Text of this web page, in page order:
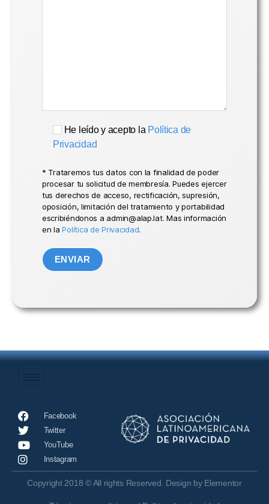
He leído y acepto la Política de
Privacidad
* Trataremos tus datos con la finalidad de poder
procesar tu solicitud de membresía. Puedes ejercer
tus derechos de acceso, rectificación, supresión,
oposición, limitación del tratamiento y portabilidad
escribiéndonos a admin@alap.lat. Mas información
en laPolítica de Privacidad.
Facebook
Twitter
YouTube
Instagram
Copyright 2018 © All rights Reserved. Design by Elementor